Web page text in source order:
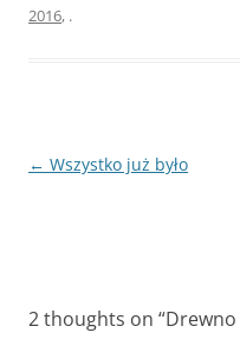
2016, .
Zobacz
← Wszystko już było
2 thoughts on “Drewno